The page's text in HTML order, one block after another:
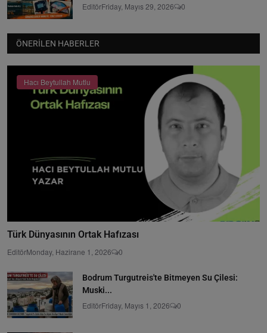
EditörFriday, Mayıs 29, 2026 0
ÖNERILEN HABERLER
Hacı Beytullah Mutlu
Türk Dünyasının Ortak Hafızası
EditörMonday, Hazirane 1, 2026 0
Bodrum Turgutreis'te Bitmeyen Su Çilesi:
Muski...
EditörFriday, Mayıs 1, 2026 0